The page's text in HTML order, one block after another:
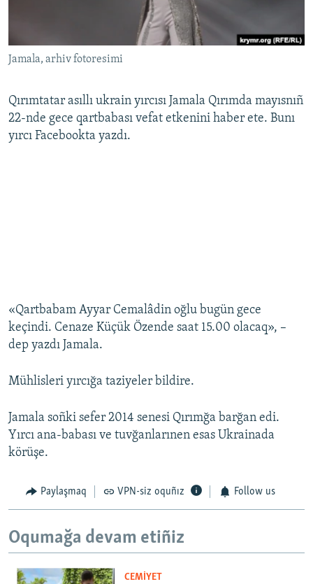
Українською
Jamala, arhiv fotoresimi
Qırımtatar asıllı ukrain yırcısı Jamala Qırımda mayısnıñ
22-nde gece qartbabası vefat etkenini haber ete. Bunı
yırcı Facebookta yazdı.
«Qartbabam Ayyar Cemalâdin oğlu bugün gece
keçindi. Cenaze Küçük Özende saat 15.00 olacaq», –
dep yazdı Jamala.
Mühlisleri yırcığa taziyeler bildire.
Jamala soñki sefer 2014 senesi Qırımğa barğan edi.
Yırcı ana-babası ve tuvğanlarınen esas Ukrainada
körüşe.
Paylaşmaq VPN-siz oquñız Follow us
Oqumağa devam etiñiz
CEMİYET